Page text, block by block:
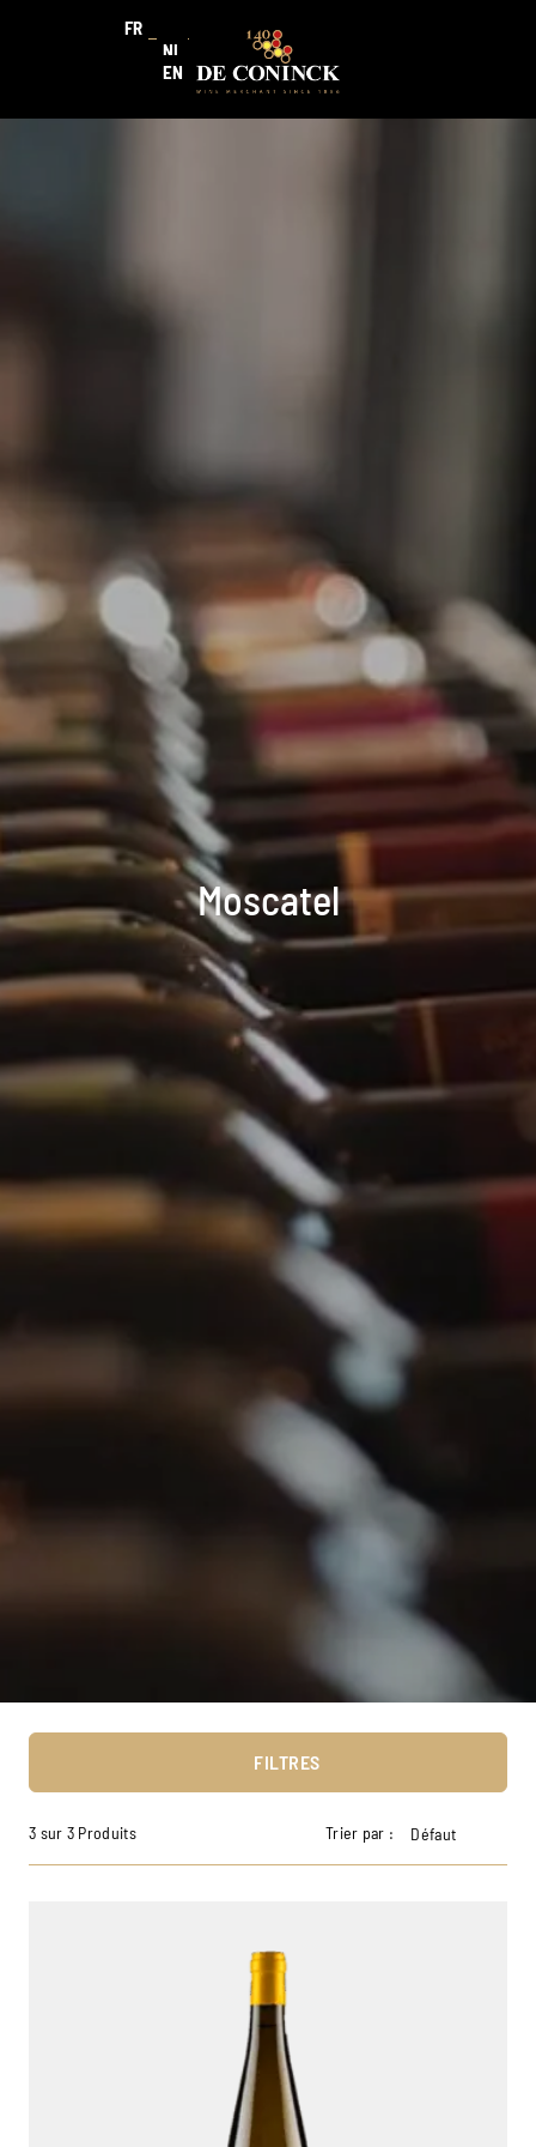
FR
NL
EN
Moscatel
FILTRES
3 sur 3 Produits Trier par : Défaut